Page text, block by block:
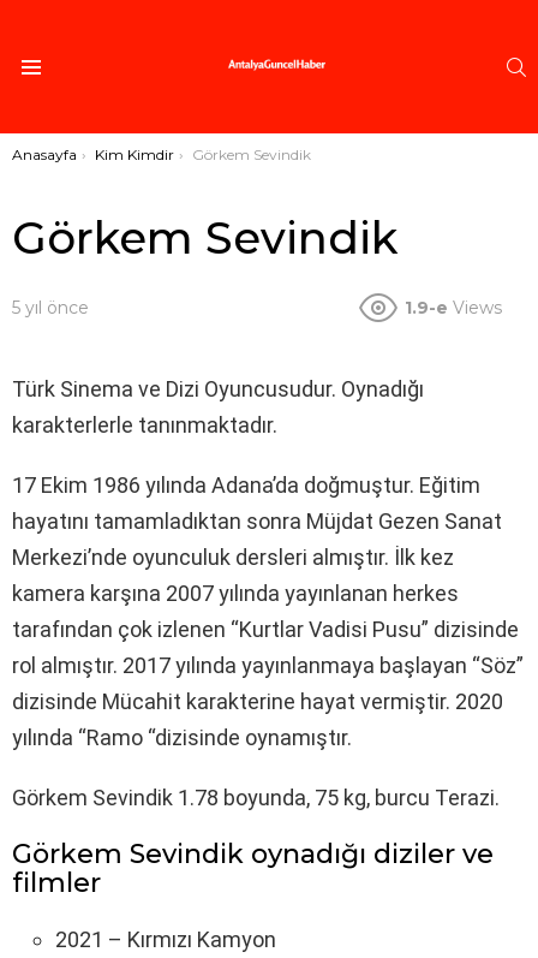
Buradasınız:
Anasayfa Kim Kimdir Görkem Sevindik
Görkem Sevindik
5 yıl önce 1.9-e Views
Türk Sinema ve Dizi Oyuncusudur. Oynadığı
karakterlerle tanınmaktadır.
17 Ekim 1986 yılında Adana’da doğmuştur. Eğitim
hayatını tamamladıktan sonra Müjdat Gezen Sanat
Merkezi’nde oyunculuk dersleri almıştır. İlk kez
kamera karşına 2007 yılında yayınlanan herkes
tarafından çok izlenen “Kurtlar Vadisi Pusu” dizisinde
rol almıştır. 2017 yılında yayınlanmaya başlayan “Söz”
dizisinde Mücahit karakterine hayat vermiştir. 2020
yılında “Ramo “dizisinde oynamıştır.
Görkem Sevindik 1.78 boyunda, 75 kg, burcu Terazi.
Görkem Sevindik oynadığı diziler ve
filmler
2021 – Kırmızı Kamyon